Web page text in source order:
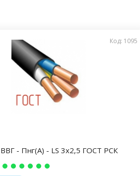
Код: 1095
- Пнг(А) - LS 3х2,5 ГОСТ РСК